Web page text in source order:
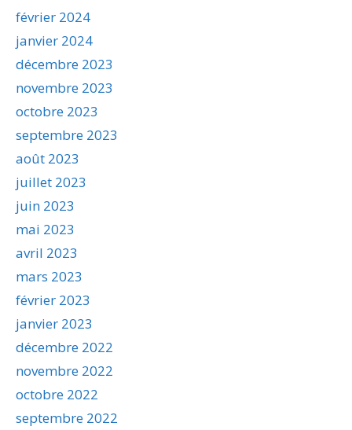
février 2024
janvier 2024
décembre 2023
novembre 2023
octobre 2023
septembre 2023
août 2023
juillet 2023
juin 2023
mai 2023
avril 2023
mars 2023
février 2023
janvier 2023
décembre 2022
novembre 2022
octobre 2022
septembre 2022